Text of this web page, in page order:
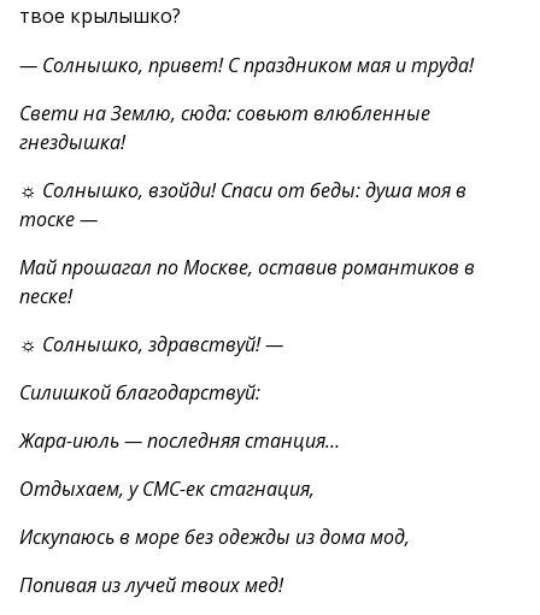
твое крылышко?
— Солнышко, привет! С праздником мая и труда!
Свети на Землю, сюда: совьют влюбленные
гнездышка!
☼ Солнышко, взойди! Спаси от беды: душа моя в
тоске —
Май прошагал по Москве, оставив романтиков в
песке!
☼ Солнышко, здравствуй! —
Силишкой благодарствуй:
Жара-июль — последняя станция…
Отдыхаем, у CMC-ек стагнация,
Искупаюсь в море без одежды из дома мод,
Попивая из лучей твоих мед!